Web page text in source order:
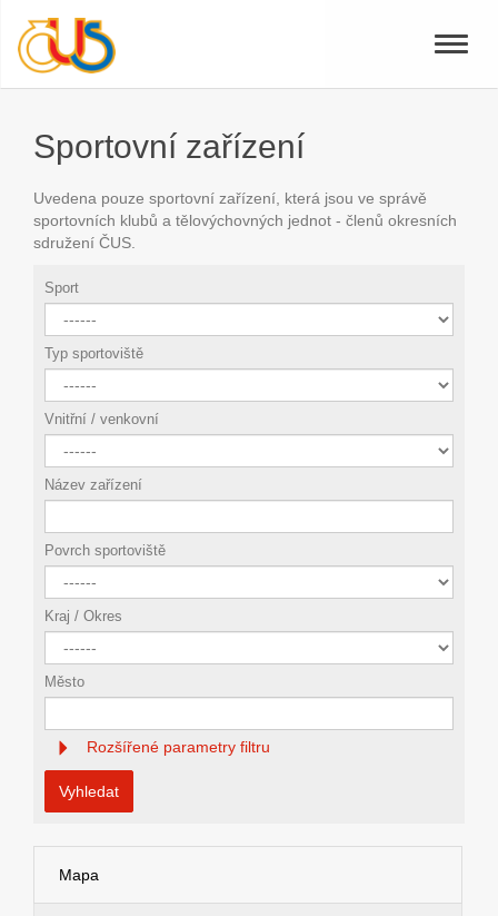
Toggle
Sportovní zařízení
Uvedena pouze sportovní zařízení, která jsou ve správě
sportovních klubů a tělovýchovných jednot - členů okresních
sdružení ČUS.
Sport
Typ sportoviště
Vnitřní / venkovní
Název zařízení
Povrch sportoviště
Kraj / Okres
Město
Rozšířené parametry filtru
Vyhledat
Mapa